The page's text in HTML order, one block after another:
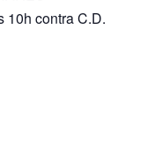
10h contra C.D.